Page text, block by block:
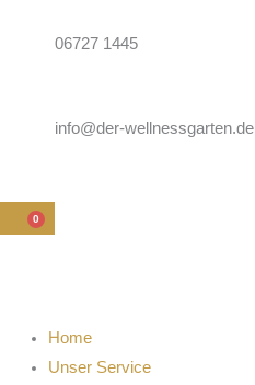
06727 1445
info@der-wellnessgarten.de
0
WARENKORB
Home
Unser Service